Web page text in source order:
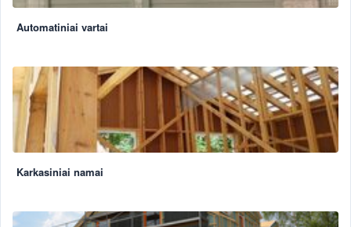
Automatiniai vartai
Karkasiniai namai